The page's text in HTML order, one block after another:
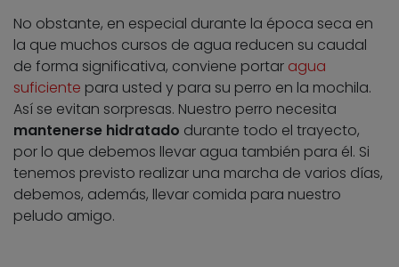
No obstante, en especial durante la época seca en
la que muchos cursos de agua reducen su caudal
de forma significativa, conviene portar agua
suficiente para usted y para su perro en la mochila.
Así se evitan sorpresas. Nuestro perro necesita
mantenerse hidratado durante todo el trayecto,
por lo que debemos llevar agua también para él. Si
tenemos previsto realizar una marcha de varios días,
debemos, además, llevar comida para nuestro
peludo amigo.